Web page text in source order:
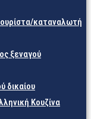
καταναλωτή
ξεναγού
δικαίου
Κουζίνα